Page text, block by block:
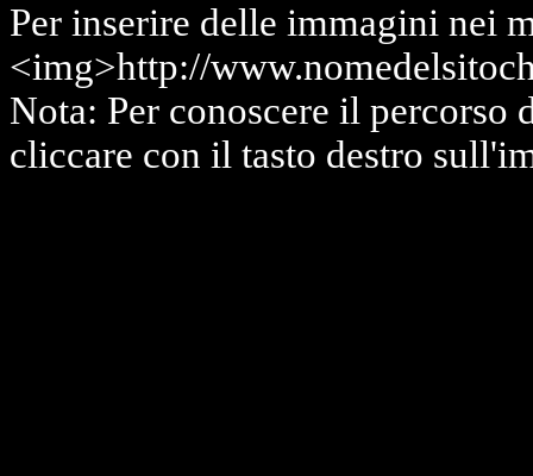
Per inserire delle immagini nei
<img>http://
Nota: Per conoscere il percorso
cliccare con il tasto destro